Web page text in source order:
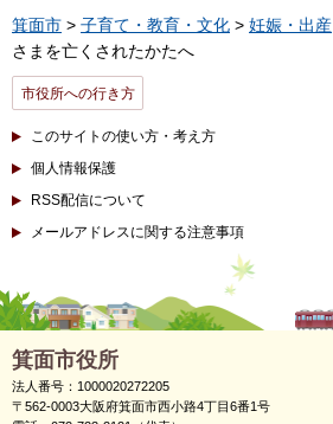
箕面市 > 子育て・教育・文化 > 妊娠・出産
さまを亡くされたかたへ
市役所への行き方
このサイトの使い方・考え方
個人情報保護
RSS配信について
メールアドレスに関する注意事項
箕面市役所
法人番号：1000020272205
〒562-0003大阪府箕面市西小路4丁目6番1号